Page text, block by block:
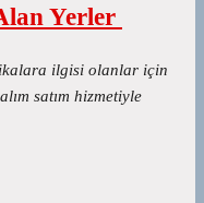
Yerler
ilgisi olanlar için
satım hizmetiyle